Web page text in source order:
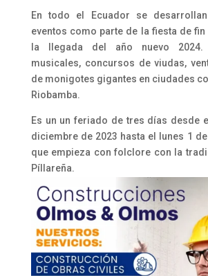
En todo el Ecuador se
eventos como parte de la fiesta de fin
la llegada del año nuevo
musicales, concursos de viudas,
de monigotes gigantes en ciudades
Riobamba.
Es un un feriado de tres días desde
diciembre de 2023 hasta el lunes 1
que empieza con folclore con la
Píllareña.